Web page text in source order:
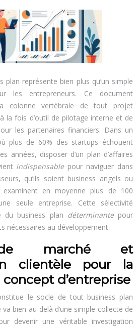
plan représente bien plus qu’un simple
les entrepreneurs. Ce document
colonne vertébrale de tout projet
la fois d’outil de pilotage interne et de
les partenaires financiers. Dans un
plus de 60% des startups échouent
années, disposer d’un plan d’affaires
indispensable pour naviguer dans
qu’ils soient business angels ou
examinent en moyenne plus de 100
seule entreprise. Cette sélectivité
du business plan déterminante pour
nécessaires au développement.
marché et
clientèle pour la
d’entreprise
le socle de tout business plan
bien au-delà d’une simple collecte de
devenir une véritable investigation